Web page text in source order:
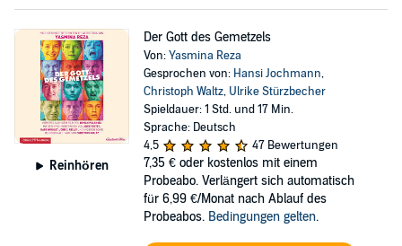
Reinhören
Der Gott des Gemetzels
Von:Yasmina Reza
Gesprochen von: Hansi Jochmann,
Christoph Waltz, Ulrike Stürzbecher
Spieldauer: 1 Std. und 17 Min.
Sprache: Deutsch
4,5
47 Bewertungen
7,35 € oder kostenlos mit einem
Probeabo. Verlängert sich automatisch
für 6,99 €/Monat nach Ablauf des
Probeabos. Bedingungen gelten.